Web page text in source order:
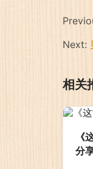
Next:
相关
《
分